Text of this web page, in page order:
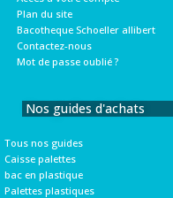
Plan du site
Bacotheque Schoeller allibert
Contactez-nous
Mot de passe oublié ?
Nos guides d'achats
Tous nos guides
Caisse palettes
bac en plastique
Palettes plastiques